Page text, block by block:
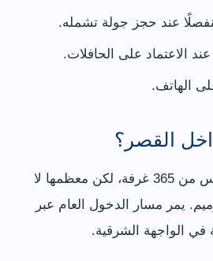
عند حجز جولة تشمله.
الاعتماد على الحافلات.
الهاتف.
القصر؟
يتكون وينتوورث وودهاوس من 365 غرفة، لكن معظمها لا
يمر مسار الدخول العام عبر
في الواجهة الشرقية.